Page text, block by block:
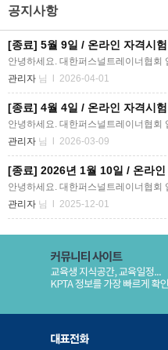
공지사항
[종료] 5월 9일 / 온라인 자격시험
관리자 님 l 2026-04-01
[종료] 4월 4일 / 온라인 자격시험
관리자 님 l 2026-03-09
[종료] 2026년 1월 10일 / 온라인
관리자 님 l 2025-12-01